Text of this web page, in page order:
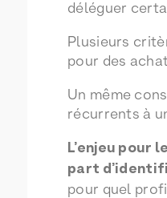
déléguer
Plusieurs
pour des
Un même
récurrents à
L’enjeu pour
part
pour quel